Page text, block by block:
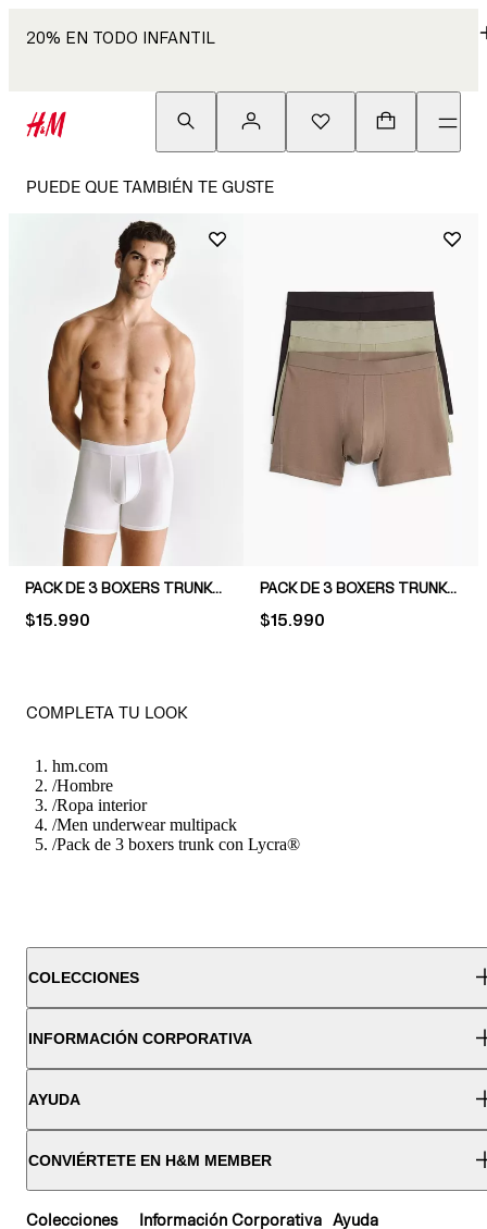
20% EN TODO INFANTIL
PUEDE QUE TAMBIÉN TE GUSTE
PACK DE 3 BOXERS TRUNK CON LYCRA®
PRICE:
$15.990
PACK DE 3 BOXERS TRUNK CON LYCRA®
PRICE:
$15.990
COMPLETA TU LOOK
hm.com
/Hombre
/Ropa interior
/Men underwear multipack
/Pack de 3 boxers trunk con Lycra®
COLECCIONES
INFORMACIÓN CORPORATIVA
AYUDA
CONVIÉRTETE EN H&M MEMBER
Colecciones Información Corporativa Ayuda